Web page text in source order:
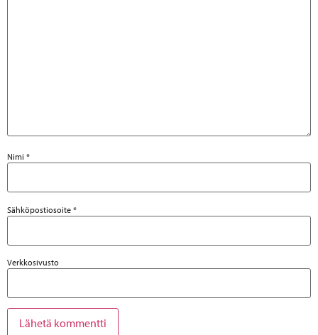
Nimi *
Sähköpostiosoite *
Verkkosivusto